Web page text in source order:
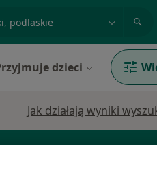
dzieci
Jak działają wyniki